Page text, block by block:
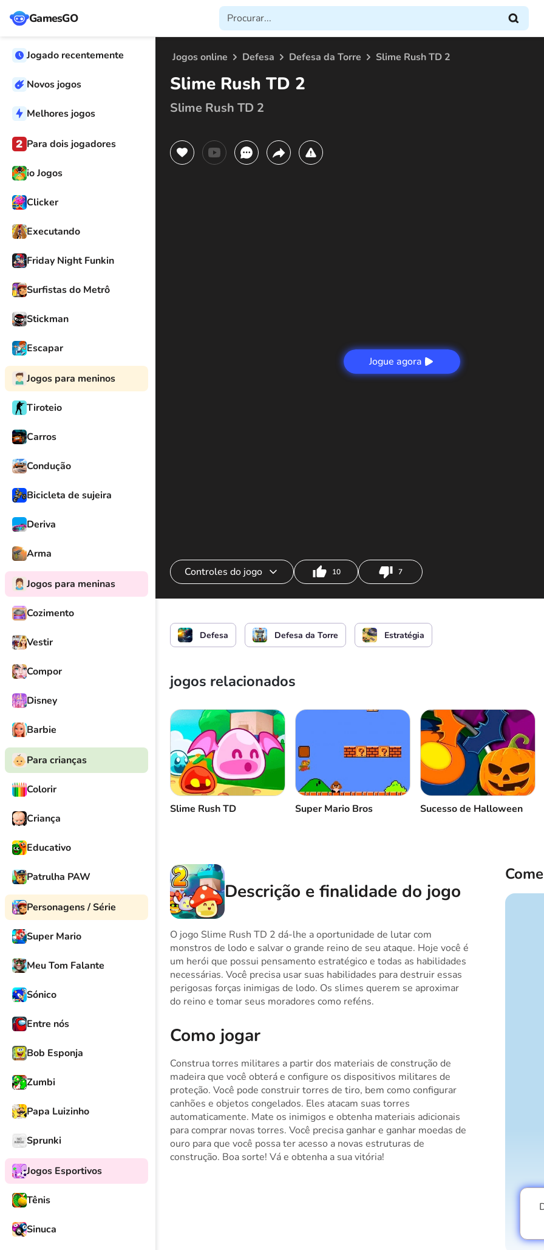
GamesGO
Jogado recentemente
Novos jogos
Melhores jogos
Para dois jogadores
io Jogos
Clicker
Executando
Friday Night Funkin
Surfistas do Metrô
Stickman
Escapar
Jogos para meninos
Tiroteio
Carros
Condução
Bicicleta de sujeira
Deriva
Arma
Jogos para meninas
Cozimento
Vestir
Compor
Disney
Barbie
Para crianças
Colorir
Criança
Educativo
Patrulha PAW
Personagens / Série
Super Mario
Meu Tom Falante
Sónico
Entre nós
Bob Esponja
Zumbi
Papa Luizinho
Sprunki
Jogos Esportivos
Tênis
Sinuca
Jogos online Defesa Defesa da Torre Slime Rush TD 2
Slime Rush TD 2
Slime Rush TD 2
Jogue agora
Controles do jogo 10 7
Ataque/construção de torre ou
Defesa Defesa da Torre Estratégia
jogos relacionados
Slime Rush TD Super Mario Bros Sucesso de Halloween
Descrição e finalidade do jogo
O jogo Slime Rush TD 2 dá-lhe a oportunidade de lutar com
monstros de lodo e salvar o grande reino de seu ataque. Hoje você é
um herói que possui pensamento estratégico e todas as habilidades
necessárias. Você precisa usar suas habilidades para destruir essas
perigosas forças inimigas de lodo. Os slimes querem se aproximar
do reino e tomar seus moradores como reféns.
Como jogar
Construa torres militares a partir dos materiais de construção de
madeira que você obterá e configure os dispositivos militares de
proteção. Você pode construir torres de tiro, bem como configurar
canhões e objetos congelados. Eles atacam suas torres
automaticamente. Mate os inimigos e obtenha materiais adicionais
para comprar novas torres. Você precisa ganhar e ganhar moedas de
ouro para que você possa ter acesso a novas estruturas de
construção. Boa sorte! Vá e obtenha a sua vitória!